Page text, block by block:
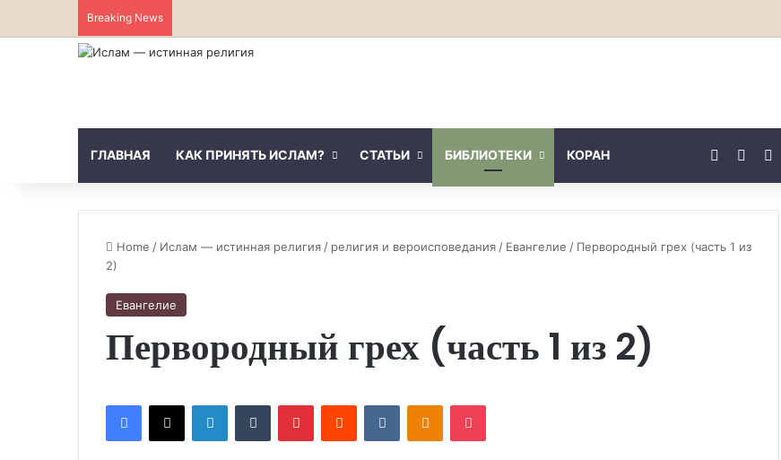
Breaking News
ГЛАВНАЯ КАК ПРИНЯТЬ ИСЛАМ? СТАТЬИ БИБЛИОТЕКИ КОРАН Facebook
Home / Ислам — истинная религия / религия и вероисповедания / Евангелие / Первородный грех (часть 1 из
2)
Евангелие
Первородный грех (часть 1 из 2)